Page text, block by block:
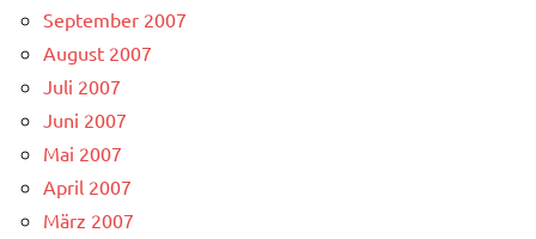
September 2007
August 2007
Juli 2007
Juni 2007
Mai 2007
April 2007
März 2007